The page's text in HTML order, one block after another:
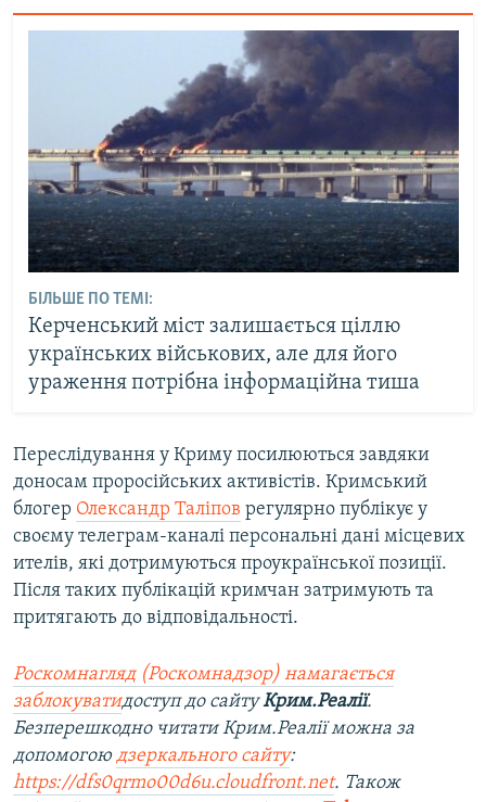
БІЛЬШЕ ПО ТЕМІ:
Керченський міст залишається ціллю
українських військових, але для його
ураження потрібна інформаційна тиша
Переслідування у Криму посилюються завдяки
доносам проросійських активістів. Кримський
блогер Олександр Таліпов регулярно публікує у
своєму телеграм-каналі персональні дані місцевих
ителів, які дотримуються проукраїнської позиції.
Після таких публікацій кримчан затримують та
притягають до відповідальності.
Роскомнагляд (Роскомнадзор) намагається
заблокуватидоступ до сайтуКрим.Реалії.
Безперешкодно читати Крим.Реалії можна за
допомогою дзеркального сайту:
https://dfs0qrmo00d6u.cloudfront.net. Також